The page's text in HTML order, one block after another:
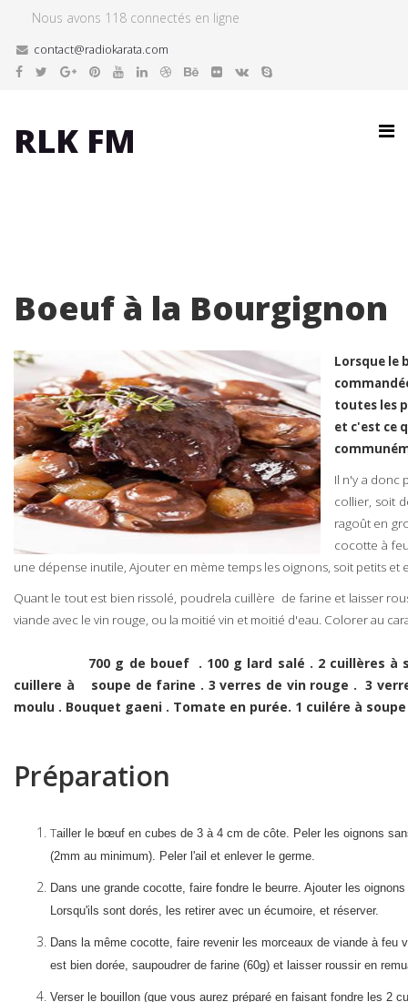
Nous avons 118 connectés en ligne
contact@radiokarata.com
RLK FM
Boeuf à la Bourgignon
Lorsque le
toutes les
et c'est ce
Il n'y a donc
collier, soit
ragoût en
cocotte à
une dépense inutile, Ajouter en mème temps les oignons, soit petits et
Quant le tout est bien rissolé, poudrela cuillère de farine et laisser
viande avec le vin rouge, ou la moitié vin et moitié d'eau. Colorer
700 g de bouef . 100 g lard salé . 2 cuillères à
cuillere à soupe de farine . 3 verres de vin rouge . 3
moulu . Bouquet gaeni . Tomate en purée. 1 cuilére à
Préparation
Tailler le bœuf en cubes de 3 à 4 cm de côte. Peler les oignons
(2mm au minimum). Peler l'ail et enlever le germe.
Dans une grande cocotte, faire fondre le beurre. Ajouter les
Lorsqu'ils sont dorés, les retirer avec un écumoire, et réserver.
Dans la même cocotte, faire revenir les morceaux de viande à
est bien dorée, saupoudrer de farine (60g) et laisser roussir en
Verser le bouillon (que vous aurez préparé en faisant fondre les 2